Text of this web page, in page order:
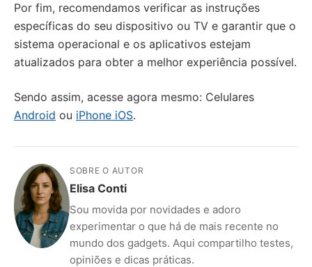
Por fim, recomendamos verificar as instruções
específicas do seu dispositivo ou TV e garantir que o
sistema operacional e os aplicativos estejam
atualizados para obter a melhor experiência possível.
Sendo assim, acesse agora mesmo: Celulares
Android ou iPhone iOS.
SOBRE O AUTOR
Elisa Conti
Sou movida por novidades e adoro
experimentar o que há de mais recente no
mundo dos gadgets. Aqui compartilho testes,
opiniões e dicas práticas.